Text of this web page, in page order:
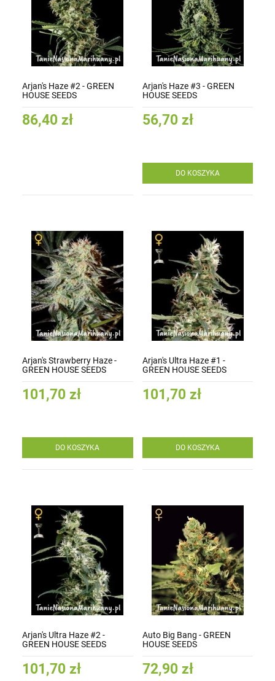
Arjan's Haze #2 - GREEN
HOUSE SEEDS
86,40 zł
Arjan's Haze #3 - GREEN
HOUSE SEEDS
56,70 zł
DO KOSZYKA
Arjan's Strawberry Haze -
GREEN HOUSE SEEDS
101,70 zł
DO KOSZYKA
Arjan's Ultra Haze #1 -
GREEN HOUSE SEEDS
101,70 zł
DO KOSZYKA
Arjan's Ultra Haze #2 -
GREEN HOUSE SEEDS
101,70 zł
Auto Big Bang - GREEN
HOUSE SEEDS
72,90 zł